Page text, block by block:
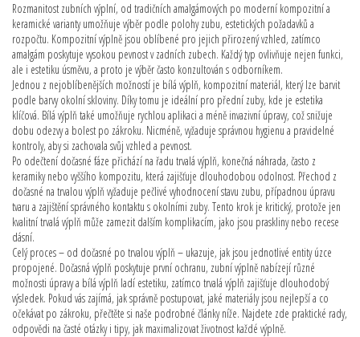
Rozmanitost zubních výplní, od tradičních amalgámových po moderní kompozitní a
keramické variantyumožňuje výběr podle polohy zubu, estetických požadavků a
rozpočtu. Kompozitní výplně jsou oblíbené pro jejich přirozený vzhled, zatímco
amalgám poskytuje vysokou pevnost v zadních zubech. Každý typ ovlivňuje nejen funkci,
ale i estetiku úsměvu, a proto je výběr často konzultován s odborníkem.
Jednou z nejoblíbenějších možností je bílá výplň, kompozitní materiál, který lze barvit
podle barvy okolní skloviny. Díky tomu je ideální pro přední zuby, kde je estetika
klíčová. Bílá výplň také umožňuje rychlou aplikaci a méně invazivní úpravy, což snižuje
dobu odezvy a bolest po zákroku. Nicméně, vyžaduje správnou hygienu a pravidelné
kontroly, aby si zachovala svůj vzhled a pevnost.
Po odečtení dočasné fáze přichází na řadu trvalá výplň, konečná náhrada, často z
keramiky nebo vyššího kompozitu, která zajišťuje dlouhodobou odolnost. Přechod z
dočasné na trvalou výplň vyžaduje pečlivé vyhodnocení stavu zubu, případnou úpravu
tvaru a zajištění správného kontaktu s okolními zuby. Tento krok je kritický, protože jen
kvalitní trvalá výplň může zamezit dalším komplikacím, jako jsou praskliny nebo recese
dásní.
Celý proces – od dočasné po trvalou výplň – ukazuje, jak jsou jednotlivé entity úzce
propojené. Dočasná výplň poskytuje první ochranu, zubní výplně nabízejí různé
možnosti úpravy a bílá výplň ladí estetiku, zatímco trvalá výplň zajišťuje dlouhodobý
výsledek. Pokud vás zajímá, jak správně postupovat, jaké materiály jsou nejlepší a co
očekávat po zákroku, přečtěte si naše podrobné články níže. Najdete zde praktické rady,
odpovědi na časté otázky i tipy, jak maximalizovat životnost každé výplně.